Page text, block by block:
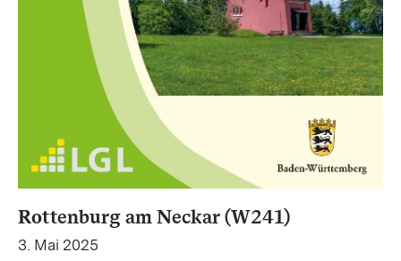
Rottenburg am Neckar (W241)
3. Mai 2025